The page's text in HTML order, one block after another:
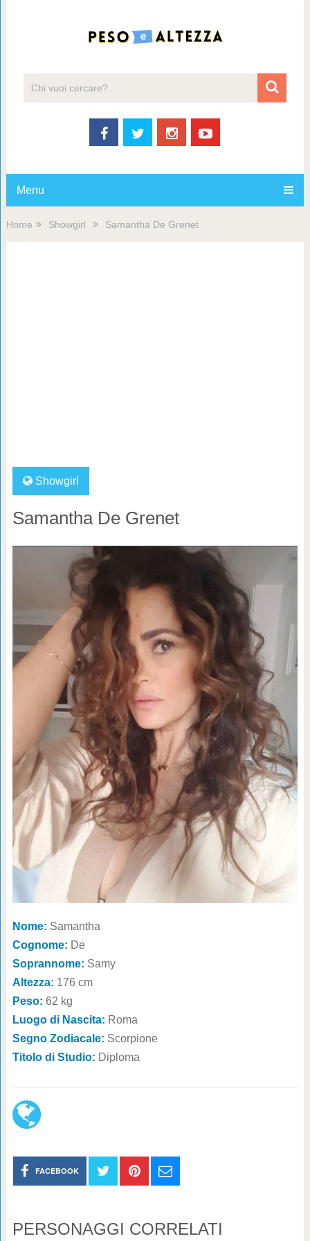
Menu
Home Showgirl Samantha De Grenet
Showgirl
Samantha De Grenet
Nome: Samantha
Cognome: De
Soprannome: Samy
Altezza: 176 cm
Peso: 62 kg
Luogo di Nascita: Roma
Segno Zodiacale: Scorpione
Titolo di Studio: Diploma
FACEBOOK
PERSONAGGI CORRELATI